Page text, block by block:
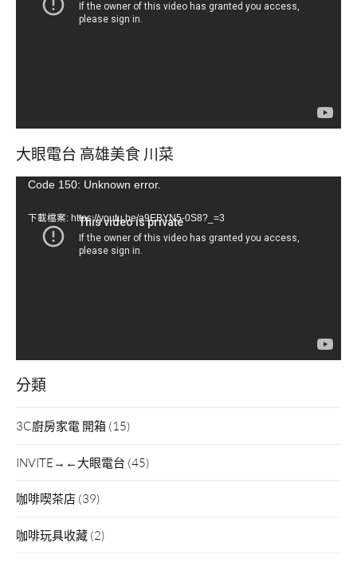
大眼電台 高雄美食 川菜
視Code 150: Unknown error.
下載檔案: https://youtu.be/a9EBYN5-0S8?_=3
分類
3C廚房家電 開箱 (15)
INVITE→←大眼電台 (45)
咖啡喫茶店 (39)
咖啡玩具收藏 (2)